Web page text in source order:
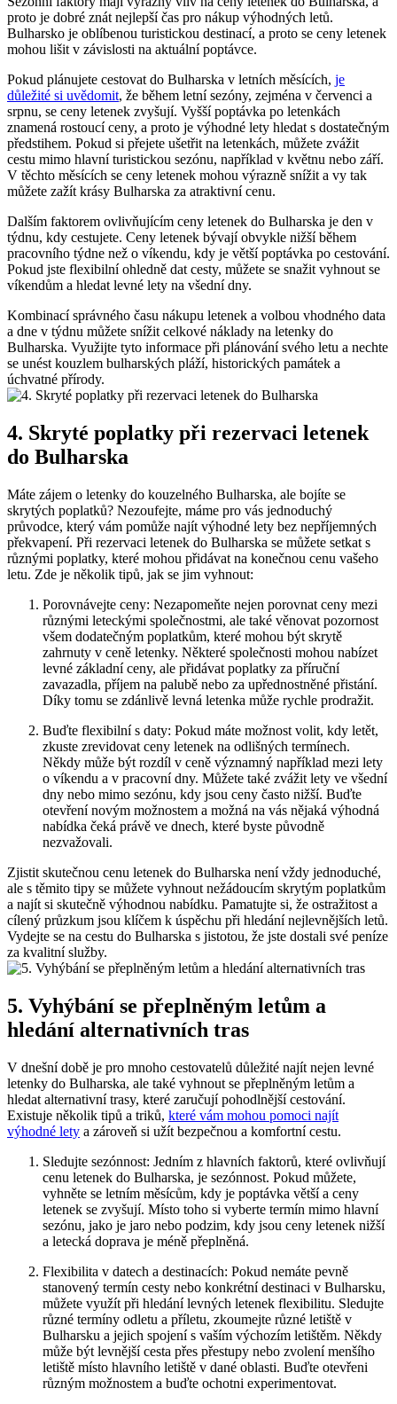
proto je dobré znát nejlepší čas pro nákup výhodných letů.
Bulharsko je oblíbenou turistickou destinací, a proto se ceny letenek
mohou lišit v závislosti na aktuální poptávce.
Pokud plánujete cestovat do Bulharska v letních měsících, je
důležité si uvědomit, že během letní sezóny, zejména v červenci a
srpnu, se ceny letenek zvyšují. Vyšší poptávka po letenkách
znamená rostoucí ceny, a proto je výhodné lety hledat s dostatečným
předstihem. Pokud si přejete ušetřit na letenkách, můžete zvážit
cestu mimo hlavní turistickou sezónu, například v květnu nebo září.
V těchto měsících se ceny letenek mohou výrazně snížit a vy tak
můžete zažít krásy Bulharska za atraktivní cenu.
Dalším faktorem ovlivňujícím ceny letenek do Bulharska je den v
týdnu, kdy cestujete. Ceny letenek bývají obvykle nižší během
pracovního týdne než o víkendu, kdy je větší poptávka po cestování.
Pokud jste flexibilní ohledně dat cesty, můžete se snažit vyhnout se
víkendům a hledat levné lety na všední dny.
Kombinací správného času nákupu letenek a volbou vhodného data
a dne v týdnu můžete snížit celkové náklady na letenky do
Bulharska. Využijte tyto informace při plánování svého letu a nechte
se unést kouzlem bulharských pláží, historických památek a
úchvatné přírody.
4. Skryté poplatky při rezervaci letenek
do Bulharska
Máte zájem o letenky do kouzelného Bulharska, ale bojíte se
skrytých poplatků? Nezoufejte, máme pro vás jednoduchý
průvodce, který vám pomůže najít výhodné lety bez nepříjemných
překvapení. Při rezervaci letenek do Bulharska se můžete setkat s
různými poplatky, které mohou přidávat na konečnou cenu vašeho
letu. Zde je několik tipů, jak se jim vyhnout:
Porovnávejte ceny: Nezapomeňte nejen porovnat ceny mezi
různými leteckými společnostmi, ale také věnovat pozornost
všem dodatečným poplatkům, které mohou být skrytě
zahrnuty v ceně letenky. Některé společnosti mohou nabízet
levné základní ceny, ale přidávat poplatky za příruční
zavazadla, příjem na palubě nebo za upřednostněné přistání.
Díky tomu se zdánlivě levná letenka může rychle prodražit.
Buďte flexibilní s daty: Pokud máte možnost volit, kdy letět,
zkuste zrevidovat ceny letenek na odlišných termínech.
Někdy může být rozdíl v ceně významný například mezi lety
o víkendu a v pracovní dny. Můžete také zvážit lety ve všední
dny nebo mimo sezónu, kdy jsou ceny často nižší. Buďte
otevření novým možnostem a možná na vás nějaká výhodná
nabídka čeká právě ve dnech, které byste původně
nezvažovali.
Zjistit skutečnou cenu letenek do Bulharska není vždy jednoduché,
ale s těmito tipy se můžete vyhnout nežádoucím skrytým poplatkům
a najít si skutečně výhodnou nabídku. Pamatujte si, že ostražitost a
cílený průzkum jsou klíčem k úspěchu při hledání nejlevnějších letů.
Vydejte se na cestu do Bulharska s jistotou, že jste dostali své peníze
za kvalitní služby.
5. Vyhýbání se přeplněným letům a
hledání alternativních tras
V dnešní době je pro mnoho cestovatelů důležité najít nejen levné
letenky do Bulharska, ale také vyhnout se přeplněným letům a
hledat alternativní trasy, které zaručují pohodlnější cestování.
Existuje několik tipů a triků, které vám mohou pomoci najít
výhodné lety a zároveň si užít bezpečnou a komfortní cestu.
Sledujte sezónnost: Jedním z hlavních faktorů, které ovlivňují
cenu letenek do Bulharska, je sezónnost. Pokud můžete,
vyhněte se letním měsícům, kdy je poptávka větší a ceny
letenek se zvyšují. Místo toho si vyberte termín mimo hlavní
sezónu, jako je jaro nebo podzim, kdy jsou ceny letenek nižší
a letecká doprava je méně přeplněná.
Flexibilita v datech a destinacích: Pokud nemáte pevně
stanovený termín cesty nebo konkrétní destinaci v Bulharsku,
můžete využít při hledání levných letenek flexibilitu. Sledujte
různé termíny odletu a příletu, zkoumejte různé letiště v
Bulharsku a jejich spojení s vaším výchozím letištěm. Někdy
může být levnější cesta přes přestupy nebo zvolení menšího
letiště místo hlavního letiště v dané oblasti. Buďte otevřeni
různým možnostem a buďte ochotni experimentovat.